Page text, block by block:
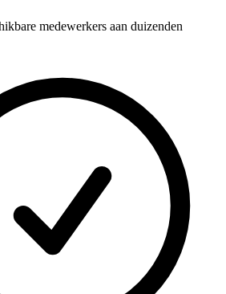
medewerkers aan duizenden